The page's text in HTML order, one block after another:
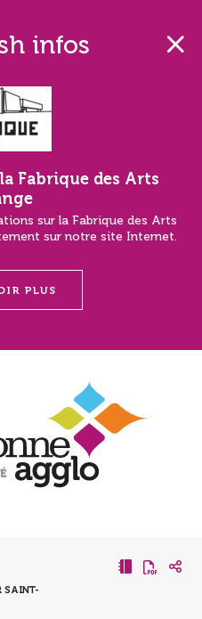
infos
Fabrique des Arts
sur la Fabrique des Arts
sur notre site Internet.
PLUS
SAINT-